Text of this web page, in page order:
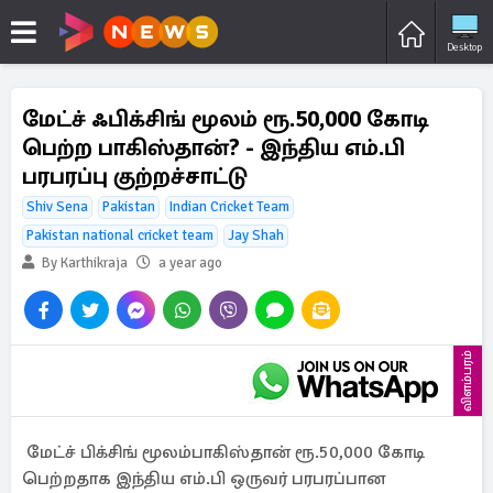
Desktop
மேட்ச் ஃபிக்சிங் மூலம் ரூ.50,000 கோடி
பெற்ற பாகிஸ்தான்? - இந்திய எம்.பி
பரபரப்பு குற்றச்சாட்டு
Shiv Sena Pakistan
Indian Cricket Team
Pakistan national cricket team
Jay Shah
By Karthikraja
a year ago
விளம்பரம்
மேட்ச் பிக்சிங் மூலம்பாகிஸ்தான் ரூ.50,000 கோடி
பெற்றதாக இந்திய எம்.பி ஒருவர் பரபரப்பான